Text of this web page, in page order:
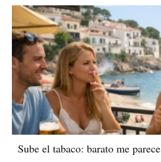
Sube el tabaco: barato me parece